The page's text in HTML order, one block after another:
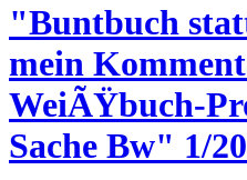
"Buntbuch
mein
WeiÃŸbuch-
Sache Bw" 1/